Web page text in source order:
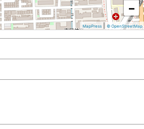
−
MapPress © OpenStreetMap